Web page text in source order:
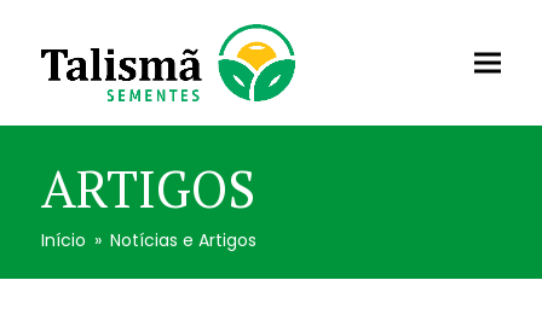
ARTIGOS
Início » Notícias e Artigos